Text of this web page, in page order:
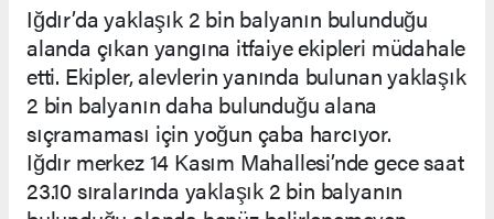
Iğdır’da yaklaşık 2 bin balyanın bulunduğu
alanda çıkan yangına itfaiye ekipleri müdahale
etti. Ekipler, alevlerin yanında bulunan yaklaşık
2 bin balyanın daha bulunduğu alana
sıçramaması için yoğun çaba harcıyor.
Iğdır merkez 14 Kasım Mahallesi’nde gece saat
23.10 sıralarında yaklaşık 2 bin balyanın